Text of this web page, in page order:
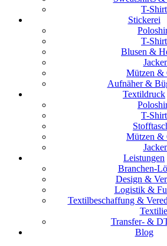
T-
Stickerei
T-
Blusen &
Mützen &
Aufnäher &
Textildruck
T-
Mützen &
Leistungen
Branchen-
Design &
Logistik &
Textilbeschaffung &
Transfer- &
Blog